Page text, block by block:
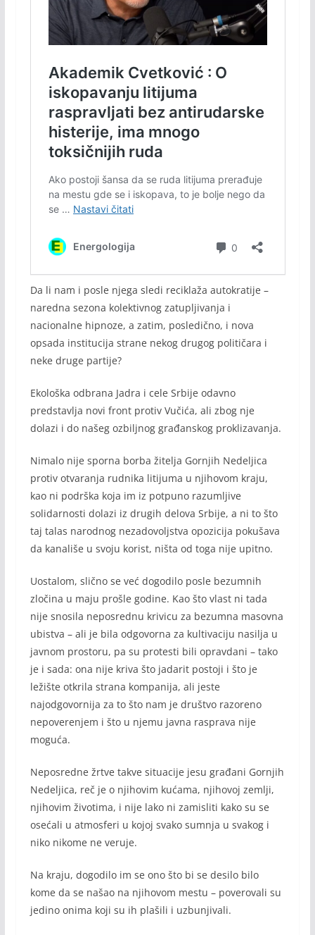
Da li nam i posle njega sledi reciklaža autokratije –
naredna sezona kolektivnog zatupljivanja i
nacionalne hipnoze, a zatim, posledično, i nova
opsada institucija strane nekog drugog političara i
neke druge partije?
Ekološka odbrana Jadra i cele Srbije odavno
predstavlja novi front protiv Vučića, ali zbog nje
dolazi i do našeg ozbiljnog građanskog proklizavanja.
Nimalo nije sporna borba žitelja Gornjih Nedeljica
protiv otvaranja rudnika litijuma u njihovom kraju,
kao ni podrška koja im iz potpuno razumljive
solidarnosti dolazi iz drugih delova Srbije, a ni to što
taj talas narodnog nezadovoljstva opozicija pokušava
da kanališe u svoju korist, ništa od toga nije upitno.
Uostalom, slično se već dogodilo posle bezumnih
zločina u maju prošle godine. Kao što vlast ni tada
nije snosila neposrednu krivicu za bezumna masovna
ubistva – ali je bila odgovorna za kultivaciju nasilja u
javnom prostoru, pa su protesti bili opravdani – tako
je i sada: ona nije kriva što jadarit postoji i što je
ležište otkrila strana kompanija, ali jeste
najodgovornija za to što nam je društvo razoreno
nepoverenjem i što u njemu javna rasprava nije
moguća.
Neposredne žrtve takve situacije jesu građani Gornjih
Nedeljica, reč je o njihovim kućama, njihovoj zemlji,
njihovim životima, i nije lako ni zamisliti kako su se
osećali u atmosferi u kojoj svako sumnja u svakog i
niko nikome ne veruje.
Na kraju, dogodilo im se ono što bi se desilo bilo
kome da se našao na njihovom mestu – poverovali su
jedino onima koji su ih plašili i uzbunjivali.